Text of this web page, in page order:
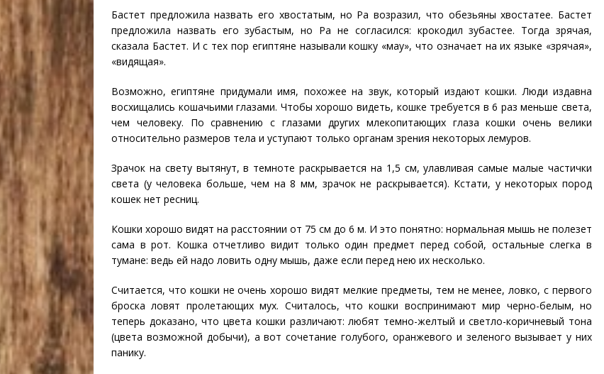
Бастет предложила назвать его хвостатым, но Ра возразил, что обезьяны хвостатее. Бастет
предложила назвать его зубастым, но Ра не согласился: крокодил зубастее. Тогда зрячая,
сказала Бастет. И с тех пор египтяне называли кошку «мау», что означает на их языке «зрячая»,
«видящая».
Возможно, египтяне придумали имя, похожее на звук, который издают кошки. Люди издавна
восхищались кошачьими глазами. Чтобы хорошо видеть, кошке требуется в 6 раз меньше света,
чем человеку. По сравнению с глазами других млекопитающих глаза кошки очень велики
относительно размеров тела и уступают только органам зрения некоторых лемуров.
Зрачок на свету вытянут, в темноте раскрывается на 1,5 см, улавливая самые малые частички
света (у человека больше, чем на 8 мм, зрачок не раскрывается). Кстати, у некоторых пород
кошек нет ресниц.
Кошки хорошо видят на расстоянии от 75 см до 6 м. И это понятно: нормальная мышь не полезет
сама в рот. Кошка отчетливо видит только один предмет перед собой, остальные слегка в
тумане: ведь ей надо ловить одну мышь, даже если перед нею их несколько.
Считается, что кошки не очень хорошо видят мелкие предметы, тем не менее, ловко, с первого
броска ловят пролетающих мух. Считалось, что кошки воспринимают мир черно-белым, но
теперь доказано, что цвета кошки различают: любят темно-желтый и светло-коричневый тона
(цвета возможной добычи), а вот сочетание голубого, оранжевого и зеленого вызывает у них
панику.